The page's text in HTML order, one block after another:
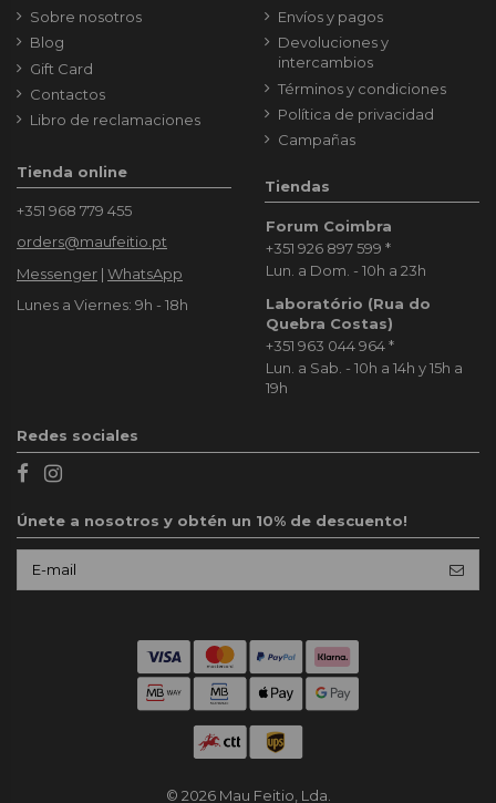
Sobre nosotros
Blog
Gift Card
Contactos
Libro de reclamaciones
Envíos y pagos
Devoluciones y
intercambios
Términos y condiciones
Política de privacidad
Campañas
Tienda online
+351 968 779 455
orders@maufeitio.pt
Messenger | WhatsApp
Lunes a Viernes: 9h - 18h
Tiendas
Forum Coimbra
+351 926 897 599 *
Lun. a Dom. - 10h a 23h
Laboratório (Rua do
Quebra Costas)
+351 963 044 964*
Lun. a Sab. - 10h a 14h y 15h a
19h
Redes sociales
Únete a nosotros y obtén un 10% de descuento!
© 2026 Mau Feitio, Lda.